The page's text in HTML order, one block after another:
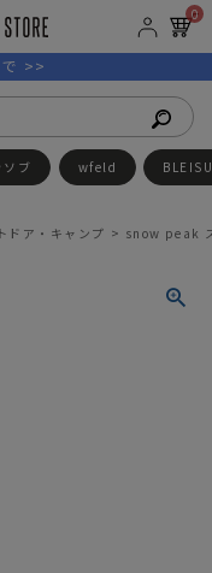
0
>>
ソブ wfeld
ドア・キャンプ snow peak